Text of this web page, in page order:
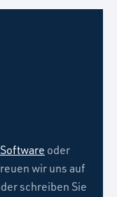
oder
wir uns auf
schreiben Sie